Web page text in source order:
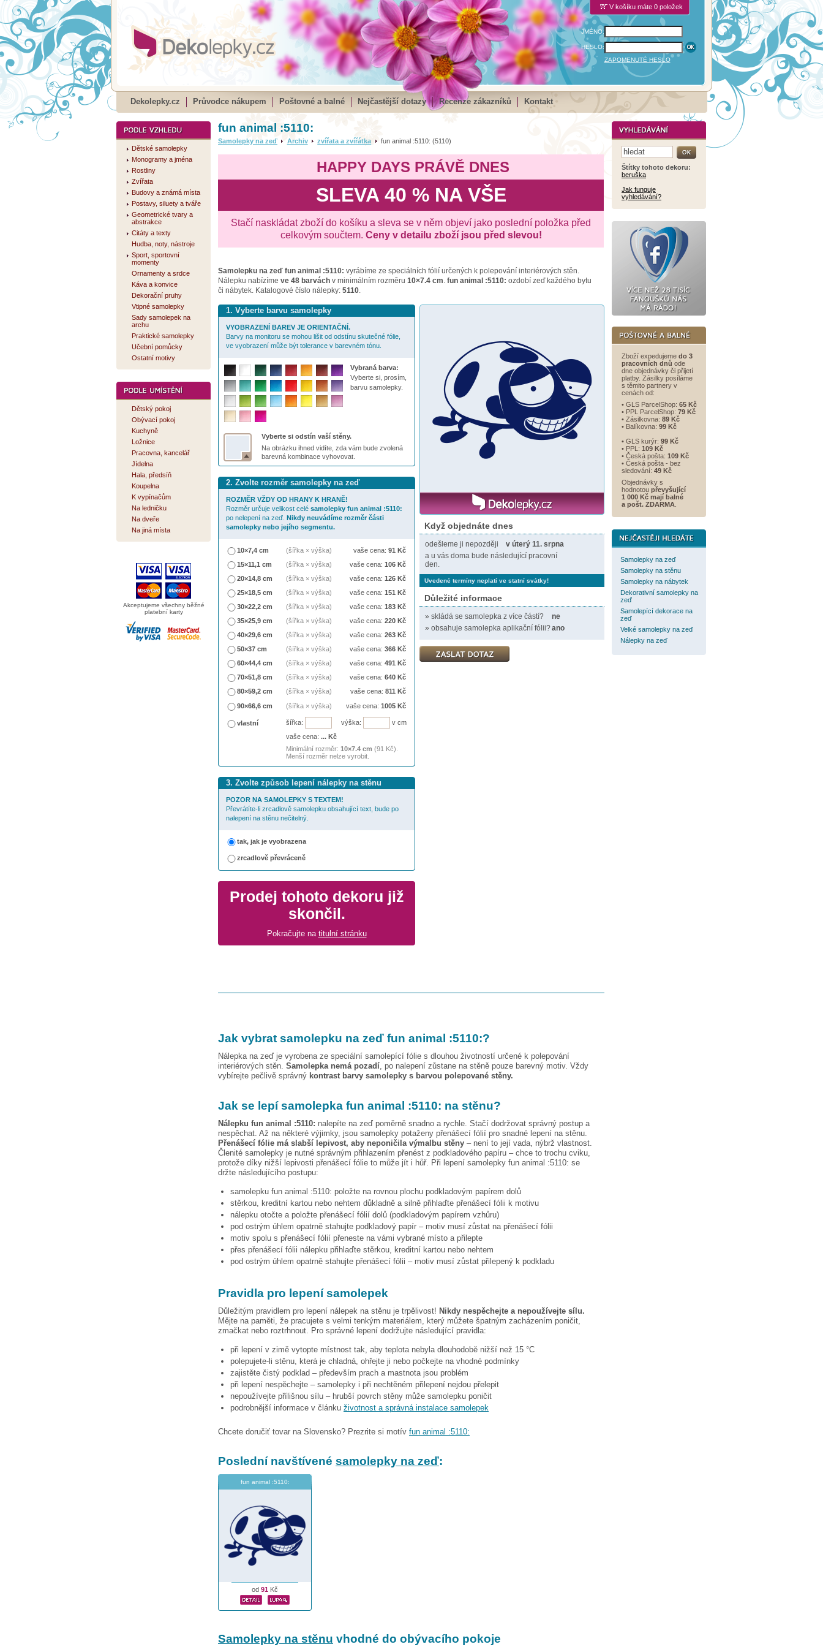
V košíku máte 0 položek
JMÉNO:
HESLO:
ZAPOMENUTÉ HESLO
Dekolepky.cz Průvodce nákupem Poštovné a balné Nejčastější dotazy Recenze zákazníků Kontakt
Dětské samolepky
Monogramy a jména
Rostliny
Zvířata
Budovy a známá místa
Postavy, siluety a tváře
Geometrické tvary a
abstrakce
Citáty a texty
Hudba, noty, nástroje
Sport, sportovní
momenty
Ornamenty a srdce
Káva a konvice
Dekorační pruhy
Vtipné samolepky
Sady samolepek na
archu
Praktické samolepky
Učební pomůcky
Ostatní motivy
Dětský pokoj
Obývací pokoj
Kuchyně
Ložnice
Pracovna, kancelář
Jídelna
Hala, předsíň
Koupelna
K vypínačům
Na ledničku
Na dveře
Na jiná místa
Akceptujeme všechny běžné
platební karty
fun animal :5110:
Samolepky na zeď Archiv zvířata a zvířátka fun animal :5110: (5110)
HAPPY DAYS PRÁVĚ DNES
SLEVA 40 % NA VŠE
Stačí naskládat zboží do košíku a sleva se v něm objeví jako poslední položka před
celkovým součtem. Ceny v detailu zboží jsou před slevou!
Samolepku na zeď fun animal :5110: vyrábíme ze speciálních fólií určených k polepování interiérových stěn.
Nálepku nabízíme ve 48 barvách v minimálním rozměru 10×7.4 cm. fun animal :5110: ozdobí zeď každého bytu
či nábytek. Katalogové číslo nálepky: 5110.
Když objednáte dnes
odešleme ji nepozději
v úterý 11. srpna
a u vás doma bude následující pracovní
den.
Uvedené termíny neplatí ve statní svátky!
Důležité informace
» skládá se samolepka z více částí?
ne
» obsahuje samolepka aplikační fólii?ano
1. Vyberte barvu samolepky
VYOBRAZENÍ BAREV JE ORIENTAČNÍ.
Barvy na monitoru se mohou lišit od odstínu skutečné fólie,
ve vyobrazení může být tolerance v barevném tónu.
Vybraná barva:
Vyberte si, prosím,
barvu samolepky.
Vyberte si odstín vaší stěny.
Na obrázku ihned vidíte, zda vám bude zvolená
barevná kombinace vyhovovat.
2. Zvolte rozměr samolepky na zeď
ROZMĚR VŽDY OD HRANY K HRANĚ!
Rozměr určuje velikost celé samolepky fun animal :5110:
po nelepení na zeď. Nikdy neuvádíme rozměr části
samolepky nebo jejího segmentu.
10×7,4 cm (šířka × výška) vaše cena: 91 Kč
15×11,1 cm
(šířka × výška) vaše cena: 106 Kč
20×14,8 cm
(šířka × výška) vaše cena: 126 Kč
25×18,5 cm
(šířka × výška) vaše cena: 151 Kč
30×22,2 cm
(šířka × výška) vaše cena: 183 Kč
35×25,9 cm
(šířka × výška) vaše cena: 220 Kč
40×29,6 cm
(šířka × výška) vaše cena: 263 Kč
50×37 cm
(šířka × výška) vaše cena: 366 Kč
60×44,4 cm
(šířka × výška) vaše cena: 491
Kč
70×51,8 cm
(šířka × výška) vaše cena: 640 Kč
80×59,2 cm
(šířka × výška) vaše cena: 811 Kč
90×66,6 cm
(šířka × výška) vaše cena: 1005 Kč
vlastní šířka: výška:
v cm
vaše cena: ... Kč
Minimální rozměr: 10×7.4 cm (91 Kč).
Menší rozměr nelze vyrobit.
3. Zvolte způsob lepení nálepky na stěnu
POZOR NA SAMOLEPKY S TEXTEM!
Převrátíte-li zrcadlově samolepku obsahující text, bude po
nalepení na stěnu nečitelný.
tak, jak je vyobrazena
zrcadlově převráceně
Prodej tohoto dekoru již
skončil.
Pokračujte na titulní stránku
Jak vybrat samolepku na zeď fun animal :5110:?
Nálepka na zeď je vyrobena ze speciální samolepící fólie s dlouhou životností určené k polepování
interiérových stěn. Samolepka nemá pozadí , po nalepení zůstane na stěně pouze barevný motiv. Vždy
vybírejte pečlivě správný kontrast barvy samolepky s barvou polepované stěny.
Jak se lepí samolepka fun animal :5110: na stěnu?
Nálepku fun animal :5110: nalepíte na zeď poměrně snadno a rychle. Stačí dodržovat správný postup a
nespěchat. Až na některé výjimky, jsou samolepky potaženy přenášecí fólií pro snadné lepení na stěnu.
Přenášecí fólie má slabší lepivost, aby neponičila výmalbu stěny – není to její vada, nýbrž vlastnost.
Členité samolepky je nutné správným přihlazením přenést z podkladového papíru – chce to trochu cviku,
protože díky nižší lepivosti přenášecí fólie to může jít i hůř. Při lepení samolepky fun animal :5110: se
držte následujícího postupu:
samolepku fun animal :5110: položte na rovnou plochu podkladovým papírem dolů
stěrkou, kreditní kartou nebo nehtem důkladně a silně přihlaďte přenášecí fólii k motivu
nálepku otočte a položte přenášecí fólií dolů (podkladovým papírem vzhůru)
pod ostrým úhlem opatrně stahujte podkladový papír – motiv musí zůstat na přenášecí fólii
motiv spolu s přenášecí fólií přeneste na vámi vybrané místo a přilepte
přes přenášecí fólii nálepku přihlaďte stěrkou, kreditní kartou nebo nehtem
pod ostrým úhlem opatrně stahujte přenášecí fólii – motiv musí zůstat přilepený k podkladu
Pravidla pro lepení samolepek
Důležitým pravidlem pro lepení nálepek na stěnu je trpělivost! Nikdy nespěchejte a nepoužívejte sílu.
Mějte na paměti, že pracujete s velmi tenkým materiálem, který můžete špatným zacházením poničit,
zmačkat nebo roztrhnout. Pro správné lepení dodržujte následující pravidla:
při lepení v zimě vytopte místnost tak, aby teplota nebyla dlouhodobě nižší než 15 °C
polepujete-li stěnu, která je chladná, ohřejte ji nebo počkejte na vhodné podmínky
zajistěte čistý podklad – především prach a mastnota jsou problém
při lepení nespěchejte – samolepky i při nechtěném přilepení nejdou přelepit
nepoužívejte přílišnou sílu – hrubší povrch stěny může samolepku poničit
podrobnější informace v článku životnost a správná instalace samolepek
Chcete doručiť tovar na Slovensko? Prezrite si motív fun animal :5110:
Poslední navštívené samolepky na zeď:
fun animal :5110:
od 91 Kč
Samolepky na stěnu vhodné do obývacího pokoje
Štítky tohoto dekoru:
beruška
Jak funguje
vyhledávání?
Zboží expedujeme do 3
pracovních dnů ode
dne objednávky či přijetí
platby. Zásilky posíláme
s těmito partnery v
cenách od:
• GLS ParcelShop: 65 Kč
• PPL ParcelShop: 79 Kč
• Zásilkovna: 89 Kč
• Balíkovna: 99 Kč
• GLS kurýr: 99 Kč
• PPL: 109 Kč
• Česká pošta: 109 Kč
• Česká pošta - bez
sledování: 49 Kč
Objednávky s
hodnotou převyšující
1 000 Kč mají balné
a pošt. ZDARMA
Samolepky na zeď
Samolepky na stěnu
Samolepky na nábytek
Dekorativní samolepky na
zeď
Samolepící dekorace na
zeď
Velké samolepky na zeď
Nálepky na zeď